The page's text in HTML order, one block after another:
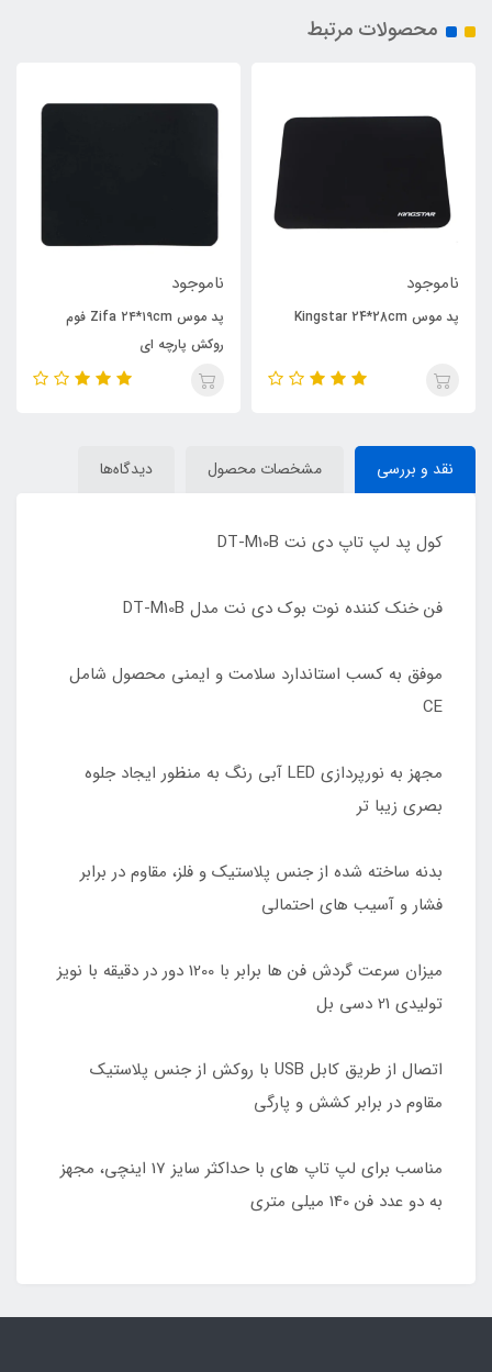
محصولات مرتبط
ناموجود
پد موس Kingstar 24*28cm
ناموجود
پد موس Zifa ۲۴*۱۹cm فوم
روکش پارچه ای
نقد و بررسی مشخصات محصول دیدگاه‌ها
کول پد لپ تاپ دی نت DT-M10B
فن خنک کننده نوت بوک دی نت مدل DT-M10B
موفق به کسب استاندارد سلامت و ایمنی محصول شامل
CE
مجهز به نورپردازی LED آبی رنگ به منظور ایجاد جلوه
بصری زیبا تر
بدنه ساخته شده از جنس پلاستیک و فلز، مقاوم در برابر
فشار و آسیب های احتمالی
میزان سرعت گردش فن ها برابر با 1200 دور در دقیقه با نویز
تولیدی 21 دسی بل
اتصال از طریق کابل USB با روکش از جنس پلاستیک
مقاوم در برابر کشش و پارگی
مناسب برای لپ تاپ های با حداکثر سایز 17 اینچی، مجهز
به دو عدد فن 140 میلی متری